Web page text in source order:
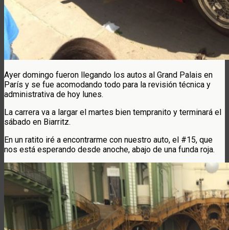
Ayer domingo fueron llegando los autos al Grand Palais en
París y se fue acomodando todo para la revisión técnica y
administrativa de hoy lunes.
La carrera va a largar el martes bien tempranito y terminará el
sábado en Biarritz.
En un ratito iré a encontrarme con nuestro auto, el #15, que
nos está esperando desde anoche, abajo de una funda roja.